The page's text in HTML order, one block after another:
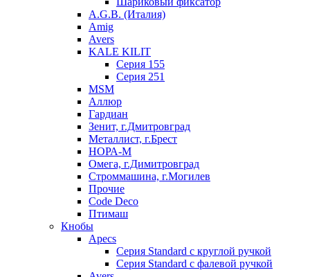
A.G.B. (Италия)
Amig
Avers
KALE KILIT
Серия 155
Серия 251
MSM
Аллюр
Гардиан
Зенит, г.Дмитровград
Металлист, г.Брест
НОРА-М
Омега, г.Димитровград
Строммашина, г.Могилев
Прочие
Code Deco
Птимаш
Кнобы
Apecs
Серия Standard с круглой ручкой
Серия Standard с фалевой ручкой